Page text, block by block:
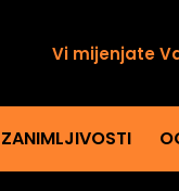
Vi mijenjate
ZANIMLJIVOSTI